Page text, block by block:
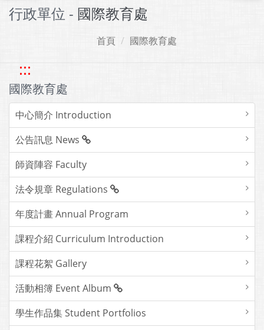
行政單位 - 國際教育處
首頁 國際教育處
:::
國際教育處
中心簡介 Introduction
公告訊息 News
師資陣容 Faculty
法令規章 Regulations
年度計畫 Annual Program
課程介紹 Curriculum Introduction
課程花絮 Gallery
活動相簿 Event Album
學生作品集 Student Portfolios